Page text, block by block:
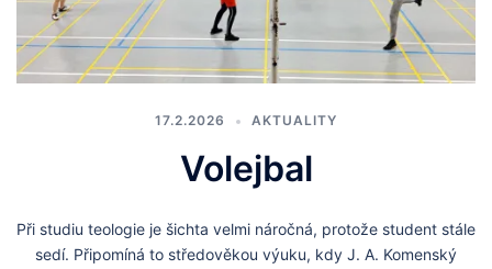
17.2.2026 AKTUALITY
Volejbal
Při studiu teologie je šichta velmi náročná, protože student stále
sedí. Připomíná to středověkou výuku, kdy J. A. Komenský